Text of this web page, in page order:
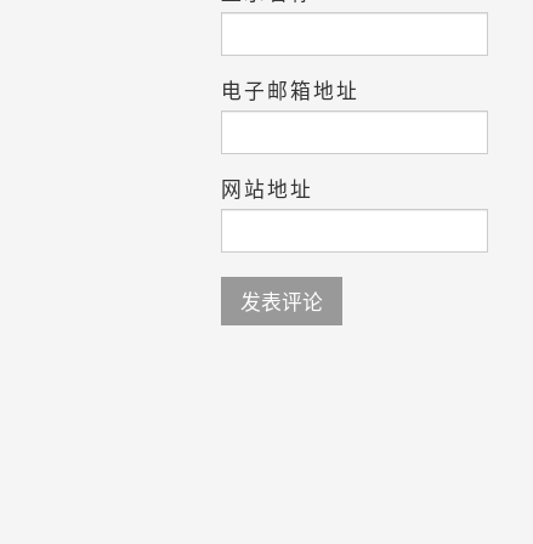
电子邮箱地址
网站地址